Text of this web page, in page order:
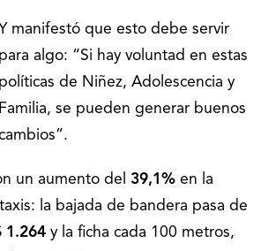
Y manifestó que esto debe servir
para algo: “Si hay voluntad en estas
políticas de Niñez, Adolescencia y
Familia, se pueden generar buenos
un aumento del 39,1% en la
la bajada de bandera pasa de
1.264 y la ficha cada 100 metros,